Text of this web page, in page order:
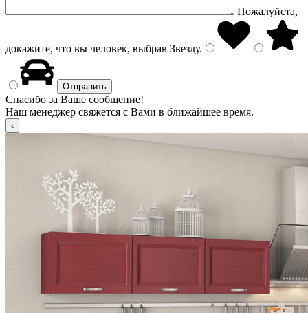
Пожалуйста,
докажите, что вы человек, выбрав Звезду.
Спасибо за Ваше сообщение!
Наш менеджер свяжется с Вами в ближайшее время.